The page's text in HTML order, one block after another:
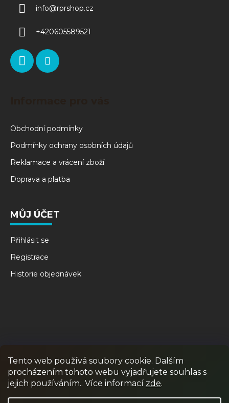
Tento web používá soubory cookie. Dalším
procházením tohoto webu vyjadřujete souhlas s
jejich používáním.. Více informací zde.
info@rprshop.cz
+420605589521
Obchodní podmínky
Podmínky ochrany osobních údajů
Reklamace a vrácení zboží
Doprava a platba
MŮJ ÚČET
Přihlásit se
Registrace
Historie objednávek
RPR GAMES PAINTBALL JUNIOR PAINTBALL